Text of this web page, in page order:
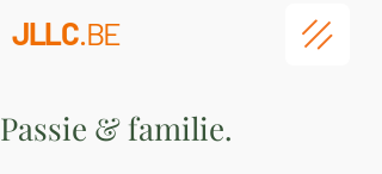
JLLC.BE
Passie & familie.